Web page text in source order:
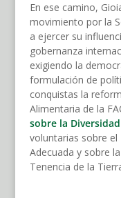
En ese camino,
movimiento por la
a ejercer su
gobernanza
exigiendo la
formulación de
conquistas la
Alimentaria de la
sobre la
voluntarias sobre
Adecuada y sobre
Tenencia de la